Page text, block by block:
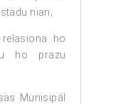
nian;
relasiona ho
ho prazu
Munisipál